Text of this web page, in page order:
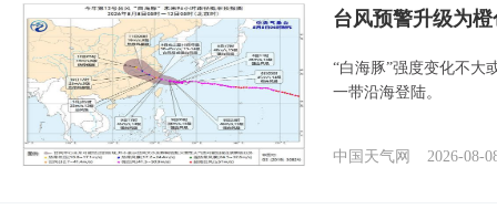
台风预警升级为
“白海豚”强度变化不大
一带沿海登陆。
中国天气网 2026-08-